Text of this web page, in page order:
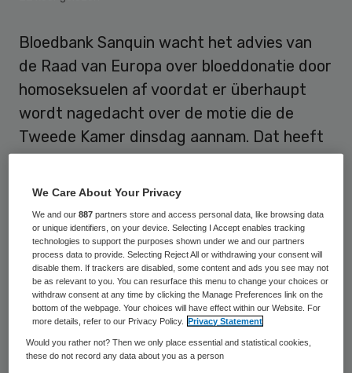
Bloedbank Sanquin wacht het advies van
de Raad van Europa over bloeddonatie door
homoseksuelen af voordat er überhaupt
wordt nagedacht over de motie die de
Tweede Kamer dinsdag aannam. Dat heeft
de organisatie die in Nederland
verantwoordelijk is voor de
bloedvoorziening woensdag gemeld.
De Tweede Kamer sprak dinsdag via een
motieuit dat homoseksuelen in Nederland
ook bloed moeten kunnen geven bij de
bloedbank. Op dit moment is dat niet het
geval, omdat de instelling homoseksuelen
als risicogroep beschouwt. Het verbod
We Care About Your Privacy
We and our887 partners store and access personal data, like browsing data
or unique identifiers, on your device. Selecting I Accept enables tracking
technologies to support the purposes shown under we and our partners
process data to provide. Selecting Reject All or withdrawing your consent will
disable them. If trackers are disabled, some content and ads you see may not
be as relevant to you. You can resurface this menu to change your choices or
withdraw consent at any time by clicking the Manage Preferences link on the
bottom of the webpage. Your choices will have effect within our Website. For
more details, refer to our Privacy Policy.
Privacy Statement
Would you rather not? Then we only place essential and statistical cookies,
these do not record any data about you as a person